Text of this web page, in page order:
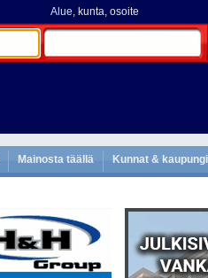
Alue, kunta, osoite
Mainosta täällä Kunnat &